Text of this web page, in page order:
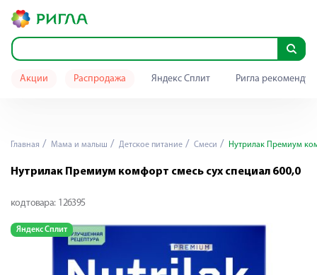
Акции Распродажа Яндекс Сплит Ригла
Главная Мама и малыш Детское питание Смеси Нутрилак Премиум
Нутрилак Премиум комфорт смесь сух специал 600,0
код товара: 126395
Яндекс Сплит